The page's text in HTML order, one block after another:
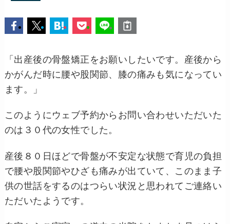
「出産後の骨盤矯正をお願いしたいです。産後から
かがんだ時に腰や股関節、膝の痛みも気になってい
ます。」
このようにウェブ予約からお問い合わせいただいた
のは３０代の女性でした。
産後８０日ほどで骨盤が不安定な状態で育児の負担
で腰や股関節やひざも痛みが出ていて、このまま子
供の世話をするのはつらい状況と思われてご連絡い
ただいたようです。